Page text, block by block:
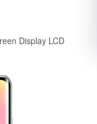
Display LCD